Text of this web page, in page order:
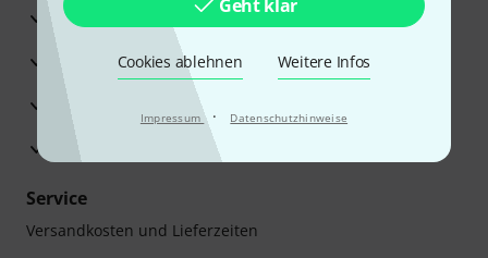
Geht klar
Cookies ablehnen Weitere Infos
Impressum · Datenschutzhinweise
Reparaturservice
Beratung durch Fachexperten
Zufriedenheitsgarantie
Europas größtes Versandlager
Service
Versandkosten und Lieferzeiten